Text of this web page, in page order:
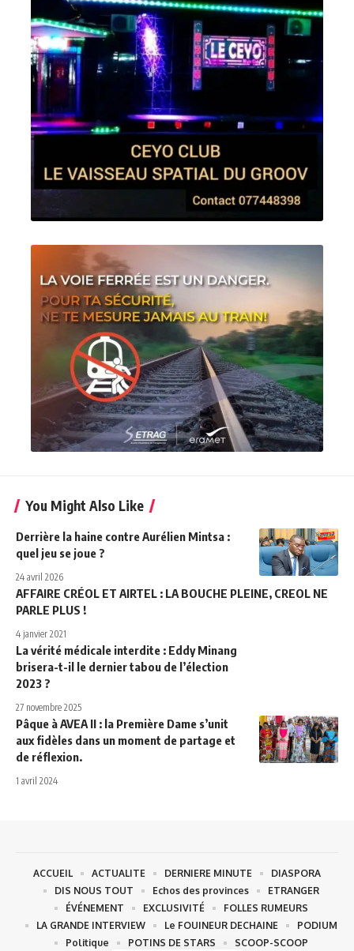
You Might Also Like
Derrière la haine contre Aurélien Mintsa :
quel jeu se joue ?
24 avril 2026
AFFAIRE CRÉOL ET AIRTEL : LA BOUCHE PLEINE, CREOL NE
PARLE PLUS !
4 janvier 2021
La vérité médicale interdite : Eddy Minang
brisera-t-il le dernier tabou de l’élection
2023 ?
27 novembre 2025
Pâque à AVEA II : la Première Dame s’unit
aux fidèles dans un moment de partage et
de réflexion.
1 avril 2024
ACCUEIL ACTUALITE DERNIERE MINUTE
DIASPORA
DIS NOUS TOUT
Echos des provinces
ETRANGER
ÉVÉNEMENT
EXCLUSIVITÉ
FOLLES RUMEURS
LA GRANDE INTERVIEW
Le FOUINEUR DECHAINE
PODIUM
Politique
POTINS DE STARS SCOOP-SCOOP